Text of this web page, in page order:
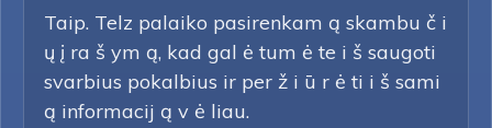
Taip. Telz palaiko pasirenkam ą skambu č i
ų į ra š ym ą, kad gal ė tum ė te i š saugoti
svarbius pokalbius ir per ž i ū r ė ti i š sami
ą informacij ą v ė liau.